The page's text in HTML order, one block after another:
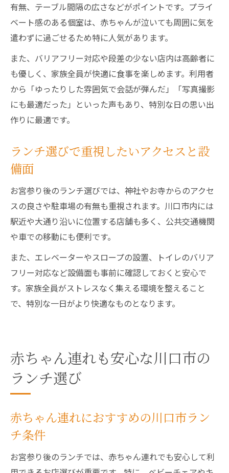
有無、テーブル間隔の広さなどがポイントです。プライ
ベート感のある個室は、赤ちゃんが泣いても周囲に気を
遣わずに過ごせるため特に人気があります。
また、バリアフリー対応や段差の少ない店内は高齢者に
も優しく、家族全員が快適に食事を楽しめます。利用者
から「ゆったりした雰囲気で会話が弾んだ」「写真撮影
にも最適だった」といった声もあり、特別な日の思い出
作りに最適です。
ランチ選びで重視したいアクセスと設
備面
お宮参り後のランチ選びでは、神社やお寺からのアクセ
スの良さや駐車場の有無も重視されます。川口市内には
駅近や大通り沿いに位置する店舗も多く、公共交通機関
や車での移動にも便利です。
また、エレベーターやスロープの設置、トイレのバリア
フリー対応など設備面も事前に確認しておくと安心で
す。家族全員がストレスなく集える環境を整えること
で、特別な一日がより快適なものとなります。
赤ちゃん連れも安心な川口市の
ランチ選び
赤ちゃん連れにおすすめの川口市ラン
チ条件
お宮参り後のランチでは、赤ちゃん連れでも安心して利